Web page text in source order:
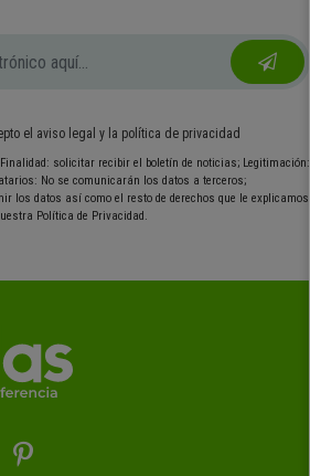
el aviso legal y la política de privacidad
Finalidad: solicitar recibir el boletín de noticias; Legitimación:
No se comunicarán los datos a terceros;
los datos así como el resto de derechos que le explicamos
Política de Privacidad.